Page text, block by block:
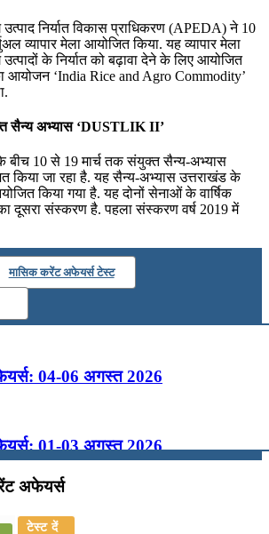
निर्यात विकास प्राधिकरण (APEDA) ने 10
व्यापार मेला आयोजित किया. यह व्यापार मेला
के निर्यात को बढ़ावा देने के लिए आयोजित
आयोजन ‘India Rice and Agro Commodity’
सैन्य अभ्यास ‘DUSTLIK II’
बीच 10 से 19 मार्च तक संयुक्त सैन्य-अभ्यास
किया जा रहा है. यह सैन्य-अभ्यास उत्तराखंड के
किया गया है. यह दोनों सेनाओं के वार्षिक
का दूसरा संस्करण है. पहला संस्करण वर्ष 2019 में
मासिक करेंट अफेयर्स टेस्ट
04-06 अगस्त 2026
01-03 अगस्त 2026
28-31 जुलाई 2026
अफेयर्स
टेस्ट दें